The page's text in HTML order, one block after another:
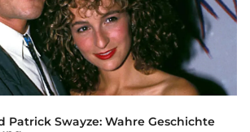
Patrick Swayze: Wahre Geschichte